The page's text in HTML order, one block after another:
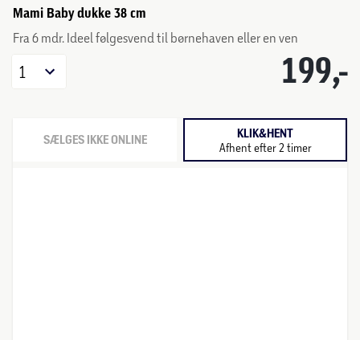
Mami Baby dukke 38 cm
Fra 6 mdr. Ideel følgesvend til børnehaven eller en ven
199,-
1
SÆLGES IKKE ONLINE KLIK&HENT
Afhent efter 2 timer